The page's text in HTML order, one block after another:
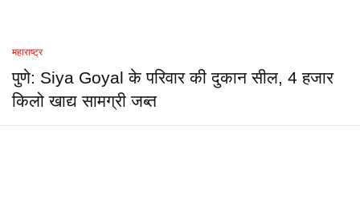
महाराष्ट्र
पुणे: Siya Goyal के परिवार की दुकान सील, 4 हजार
किलो खाद्य सामग्री जब्त